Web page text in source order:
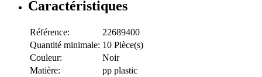
Caractéristiques
Référence:
22689400
Quantité minimale: 10 Pièce(s)
Couleur:
Noir
Matière:
pp plastic